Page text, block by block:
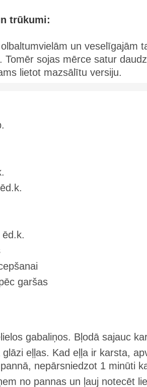
trūkumi:
un veselīgajām
Tomēr sojas mērce satur
lietot mazsālītu versiju.
garšas
gabaliņos. Bļodā sajauc
glāzi eļļas. Kad eļļa ir karsta,
nepārsniedzot 1 minūti
no pannas un ļauj notecēt